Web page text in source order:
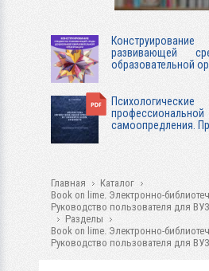
развивающей
образовательной
самоопредления.
Главная
Каталог
Book on lime. Электронно-
Руководство пользователя для
Разделы
Book on lime. Электронно-
Руководство пользователя для